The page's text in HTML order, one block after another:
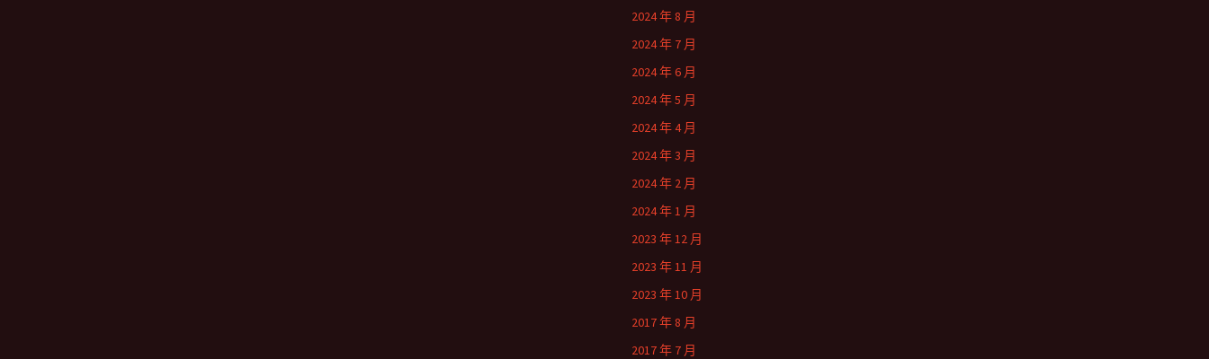
2024 年 8 月
2024 年 7 月
2024 年 6 月
2024 年 5 月
2024 年 4 月
2024 年 3 月
2024 年 2 月
2024 年 1 月
2023 年 12 月
2023 年 11 月
2023 年 10 月
2017 年 8 月
2017 年 7 月